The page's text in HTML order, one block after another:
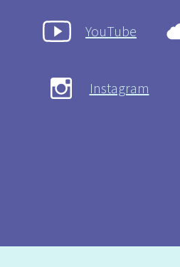
YouTube
Instagram